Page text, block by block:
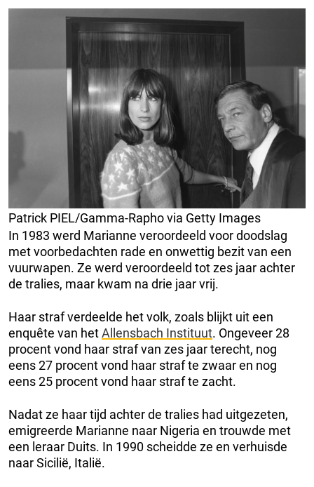
Patrick PIEL/Gamma-Rapho via Getty Images
In 1983 werd Marianne veroordeeld voor doodslag
met voorbedachten rade en onwettig bezit van een
vuurwapen. Ze werd veroordeeld tot zes jaar achter
de tralies, maar kwam na drie jaar vrij.
Haar straf verdeelde het volk, zoals blijkt uit een
enquête van hetAllensbach Instituut. Ongeveer 28
procent vond haar straf van zes jaar terecht, nog
eens 27 procent vond haar straf te zwaar en nog
eens 25 procent vond haar straf te zacht.
Nadat ze haar tijd achter de tralies had uitgezeten,
emigreerde Marianne naar Nigeria en trouwde met
een leraar Duits. In 1990 scheidde ze en verhuisde
naar Sicilië, Italië.